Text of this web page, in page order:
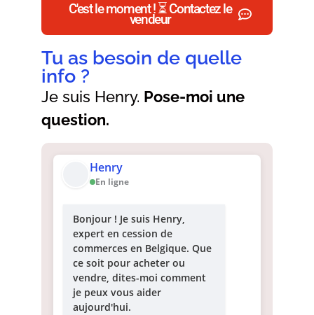
C'est le moment ! ⏳ Contactez le
vendeur
Henry
En ligne
Bonjour ! Je suis Henry,
expert en cession de
commerces en Belgique. Que
ce soit pour acheter ou
vendre, dites-moi comment
je peux vous aider
aujourd'hui.
Je suis Henry. Pose-moi une
question.
Tu as besoin de quelle
info ?